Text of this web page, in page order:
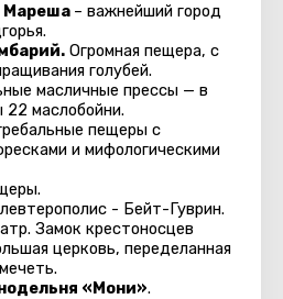
Мареша – важнейший город
Огромная пещера, с
голубей.
масличные прессы — в
маслобойни.
пещеры с
и мифологическими
- Бейт-Гуврин.
Замок крестоносцев
церковь, переделанная
«Мони».